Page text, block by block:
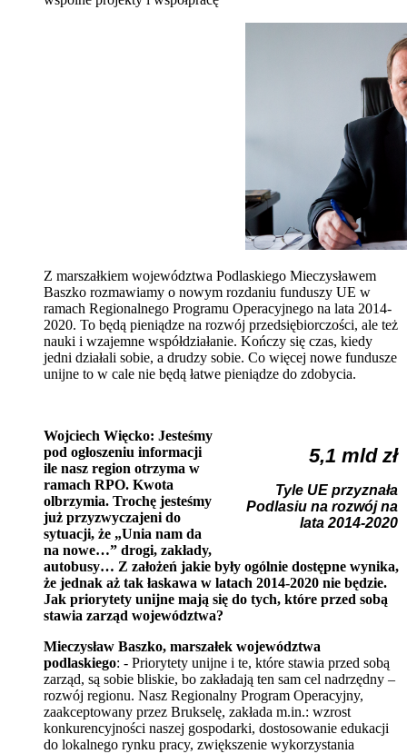
Z marszałkiem województwa Podlaskiego Mieczysławem
Baszko rozmawiamy o nowym rozdaniu funduszy UE w
ramach Regionalnego Programu Operacyjnego na lata 2014-
2020. To będą pieniądze na rozwój przedsiębiorczości, ale też
nauki i wzajemne współdziałanie. Kończy się czas, kiedy
jedni działali sobie, a drudzy sobie. Co więcej nowe fundusze
unijne to w cale nie będą łatwe pieniądze do zdobycia.
5,1 mld zł
Tyle UE przyznała
Podlasiu na rozwój na
lata 2014-2020
Wojciech Więcko: Jesteśmy
pod ogłoszeniu informacji
ile nasz region otrzyma w
ramach RPO. Kwota
olbrzymia. Trochę jesteśmy
już przyzwyczajeni do
sytuacji, że „Unia nam da
na nowe…” drogi, zakłady,
autobusy… Z założeń jakie były ogólnie dostępne wynika,
że jednak aż tak łaskawa w latach 2014-2020 nie będzie.
Jak priorytety unijne mają się do tych, które przed sobą
stawia zarząd województwa?
Mieczysław Baszko, marszałek województwa
podlaskiego: - Priorytety unijne i te, które stawia przed sobą
zarząd, są sobie bliskie, bo zakładają ten sam cel nadrzędny –
rozwój regionu. Nasz Regionalny Program Operacyjny,
zaakceptowany przez Brukselę, zakłada m.in.: wzrost
konkurencyjności naszej gospodarki, dostosowanie edukacji
do lokalnego rynku pracy, zwiększenie wykorzystania